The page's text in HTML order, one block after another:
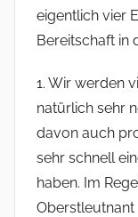
eigentlich vier
Bereitschaft in
1. Wir werden
natürlich sehr
davon auch
sehr schnell
haben. Im